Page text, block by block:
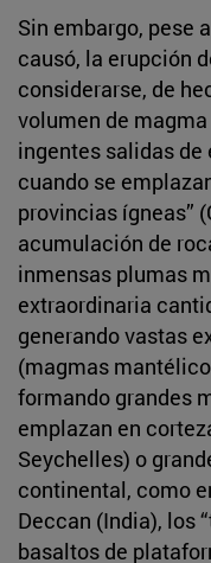
Sin embargo, pese
causó, la erupción
considerarse, de
volumen de
ingentes salidas
cuando se
provincias ígneas”
acumulación de
inmensas plumas
extraordinaria
generando vastas
(magmas
formando grandes
emplazan en
Seychelles) o
continental, como
Deccan (India), los
basaltos de